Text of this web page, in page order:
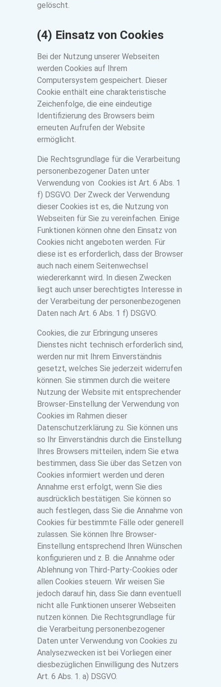
gelöscht.
(4) Einsatz von Cookies
Bei der Nutzung unserer Webseiten
werden Cookies auf Ihrem
Computersystem gespeichert. Dieser
Cookie enthält eine charakteristische
Zeichenfolge, die eine eindeutige
Identifizierung des Browsers beim
erneuten Aufrufen der Website
ermöglicht.
Die Rechtsgrundlage für die Verarbeitung
personenbezogener Daten unter
Verwendung von Cookies ist Art. 6 Abs. 1
f) DSGVO. Der Zweck der Verwendung
dieser Cookies ist es, die Nutzung von
Webseiten für Sie zu vereinfachen. Einige
Funktionen können ohne den Einsatz von
Cookies nicht angeboten werden. Für
diese ist es erforderlich, dass der Browser
auch nach einem Seitenwechsel
wiedererkannt wird. In diesen Zwecken
liegt auch unser berechtigtes Interesse in
der Verarbeitung der personenbezogenen
Daten nach Art. 6 Abs. 1 f) DSGVO.
Cookies, die zur Erbringung unseres
Dienstes nicht technisch erforderlich sind,
werden nur mit Ihrem Einverständnis
gesetzt, welches Sie jederzeit widerrufen
können. Sie stimmen durch die weitere
Nutzung der Website mit entsprechender
Browser-Einstellung der Verwendung von
Cookies im Rahmen dieser
Datenschutzerklärung zu. Sie können uns
so Ihr Einverständnis durch die Einstellung
Ihres Browsers mitteilen, indem Sie etwa
bestimmen, dass Sie über das Setzen von
Cookies informiert werden und deren
Annahme erst erfolgt, wenn Sie dies
ausdrücklich bestätigen. Sie können so
auch festlegen, dass Sie die Annahme von
Cookies für bestimmte Fälle oder generell
zulassen. Sie können Ihre Browser-
Einstellung entsprechend Ihren Wünschen
konfigurieren und z. B. die Annahme oder
Ablehnung von Third-Party-Cookies oder
allen Cookies steuern. Wir weisen Sie
jedoch darauf hin, dass Sie dann eventuell
nicht alle Funktionen unserer Webseiten
nutzen können. Die Rechtsgrundlage für
die Verarbeitung personenbezogener
Daten unter Verwendung von Cookies zu
Analysezwecken ist bei Vorliegen einer
diesbezüglichen Einwilligung des Nutzers
Art. 6 Abs. 1. a) DSGVO.